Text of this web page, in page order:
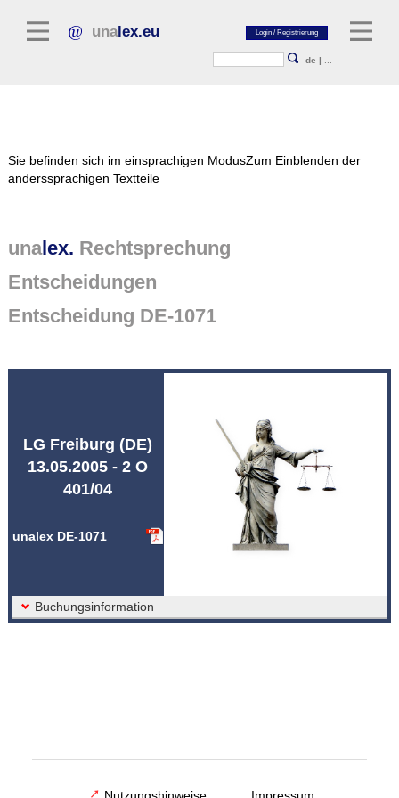
unalex.eu
de |
Normtexte
Rechtsprechung
Sie befinden sich im einsprachigen ModusZum Einblenden der
anderssprachigen Textteile
unalex. Rechtsprechung
Entscheidungen
Entscheidung DE-1071
LG Freiburg (DE)
13.05.2005 - 2 O
401/04
unalex DE-1071
Buchungsinformation
Nutzungshinweise Impressum